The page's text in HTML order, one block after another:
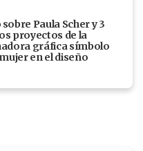
Paula Scher y 3
proyectos de la
gráfica símbolo
en el diseño